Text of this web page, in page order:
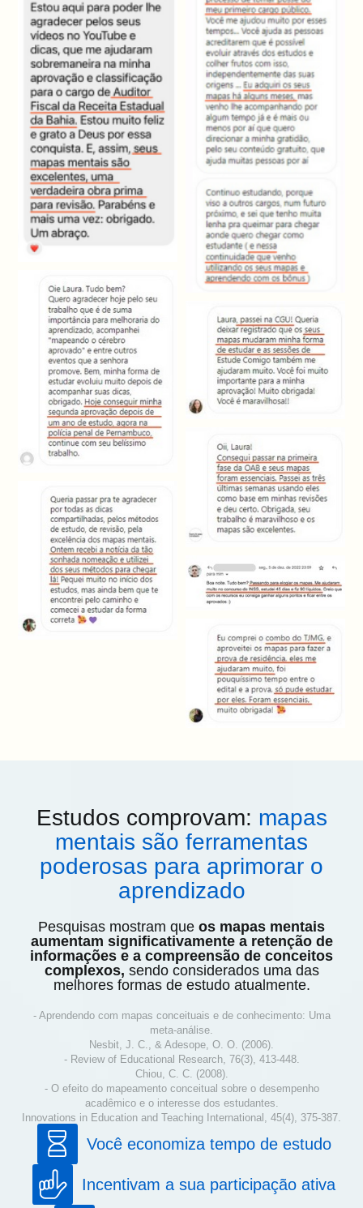
Estudos comprovam: mapas
mentais são ferramentas
poderosas para aprimorar o
aprendizado
Pesquisas mostram que os mapas mentais
aumentam significativamente a retenção de
informações e a compreensão de conceitos
complexos, sendo considerados uma das
melhores formas de estudo atualmente.
- Aprendendo com mapas conceituais e de conhecimento: Uma
meta-análise.
Nesbit, J. C., & Adesope, O. O. (2006).
- Review of Educational Research, 76(3), 413-448.
Chiou, C. C. (2008).
- O efeito do mapeamento conceitual sobre o desempenho
acadêmico e o interesse dos estudantes.
Innovations in Education and Teaching International, 45(4), 375-387.
Você economiza tempo de estudo
Incentivam a sua participação ativa